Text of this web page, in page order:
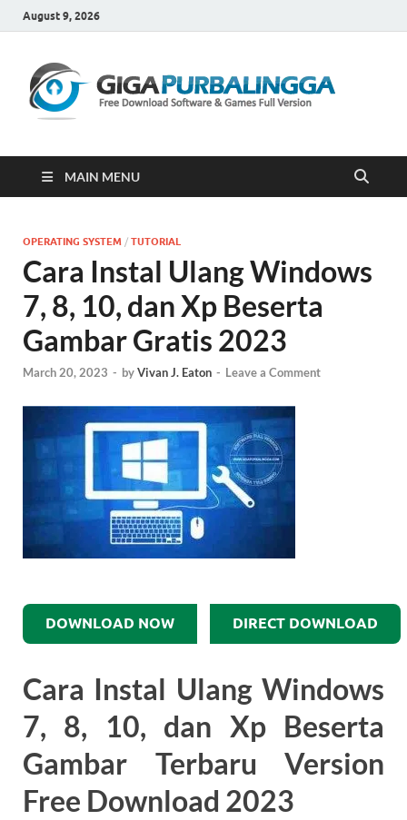
August 9, 2026
MAIN MENU
OPERATING SYSTEM / TUTORIAL
Cara Instal Ulang Windows
7, 8, 10, dan Xp Beserta
Gambar Gratis 2023
March 20, 2023 - byVivan J. Eaton - Leave a Comment
DOWNLOAD NOW DIRECT DOWNLOAD
Cara Instal Ulang Windows
7, 8, 10, dan Xp Beserta
Gambar Terbaru Version
Free Download 2023